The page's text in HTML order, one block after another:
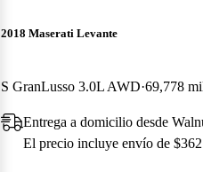
2018 Maserati Levante
S GranLusso 3.0L AWD 69,778
Entrega a domicilio desde
El precio incluye envío de $362